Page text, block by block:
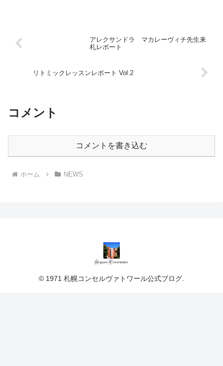
アレクサンドラ マカレーヴィチ先生来
札レポート
リトミックレッスンレポート Vol.2
コメント
コメントを書き込む
ホーム NEWS
© 1971 札幌コンセルヴァトワール公式ブログ.